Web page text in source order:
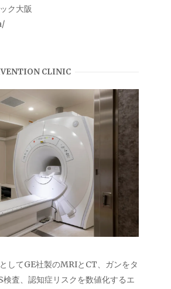
ク大阪
CLINIC
してGE社製のMRIとCT、ガンをタ
査、認知症リスクを数値化するエ